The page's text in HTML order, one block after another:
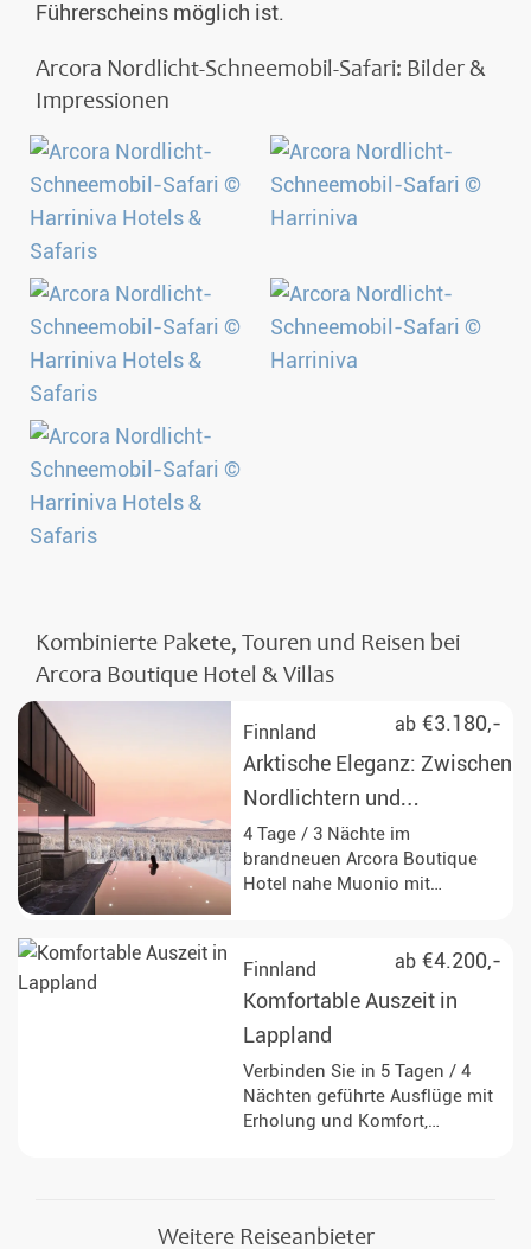
Führerscheins möglich ist.
Arcora Nordlicht-Schneemobil-Safari: Bilder &
Impressionen
Kombinierte Pakete, Touren und Reisen bei
Arcora Boutique Hotel & Villas
ab €3.180,-
Finnland
Arktische Eleganz: Zwischen
Nordlichtern und
Wintermomenten
4 Tage / 3 Nächte im
brandneuen Arcora Boutique
Hotel nahe Muonio mit
sehr guten Chancen auf
Nordlichter.
ab €4.200,-
Finnland
Komfortable Auszeit in
Lappland
Verbinden Sie in 5 Tagen / 4
Nächten geführte Ausflüge mit
Erholung und Komfort,
Weitere Reiseanbieter